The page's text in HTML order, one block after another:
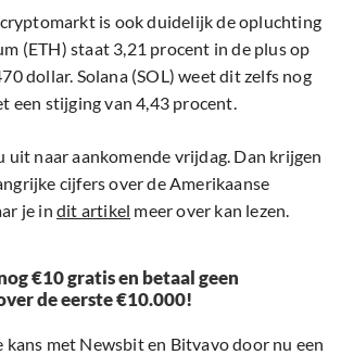
is ook duidelijk de opluchting
(ETH) staat 3,21 procent in de plus op
dollar. Solana (SOL) weet dit zelfs nog
een stijging van 4,43 procent.
uit naar aankomende vrijdag. Dan krijgen
cijfers over de Amerikaanse
je in dit artikel meer over kan lezen.
€10 gratis en betaal geen
de eerste €10.000!
kans met Newsbit en Bitvavo door nu een